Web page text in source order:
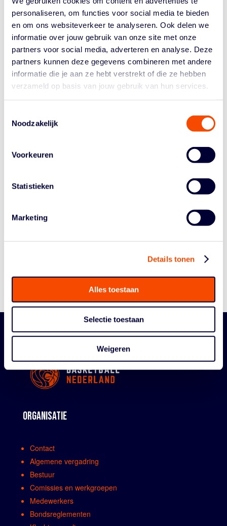
personaliseren, om functies voor social media te bieden
en om ons websiteverkeer te analyseren. Ook delen we
informatie over jouw gebruik van onze site met onze
partners voor social media, adverteren en analyse. Deze
partners kunnen deze gegevens combineren met andere
informatie die je aan ze hebt verstrekt of die ze hebben
verzameld op basis van jouw gebruik van hun services.
Noodzakelijk
Voorkeuren
Statistieken
Marketing
Details tonen
Alles toestaan
Selectie toestaan
Weigeren
seizoen is de 43-jarige Jones overgestapt naar het
Amerikaanse universiteitsbasketbal. Hij is nu assistent-
coach bij Colorado State University.
Jones en zijn familie verblijven de komende periode in
een vakantiewoning die mede mogelijk is gemaakt door
Europarcs.
Woensdag spelen de Orange Lions voor WK-kwalificatie
uit tegen Georgië, drie dagen later opzaterdag volgt de
Historie
Reglementen
ORGANISATIE
Contact
Algemene vergadring
Bestuur
Comissies en werkgroepen
Medewerkers
Bondsreglementen